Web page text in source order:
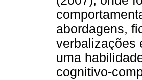
abordagens,
verbalizações
uma
cognitivo-